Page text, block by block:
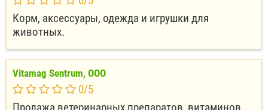
Корм, аксессуары, одежда и игрушки для
животных.
Vitamag Sentrum, ООО
0/5